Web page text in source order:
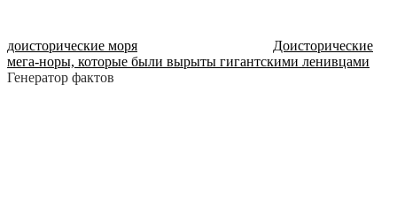
доисторические моря
Доисторические
мега-норы, которые были вырыты гигантскими ленивцами
Генератор фактов